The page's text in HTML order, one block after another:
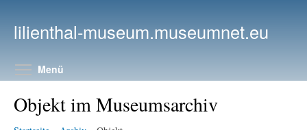
lilienthal-museum.museumnet.eu
Menü
Objekt im Museumsarchiv